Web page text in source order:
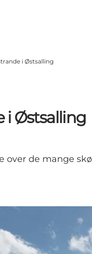
i Østsalling
i Østsalling
over de mange